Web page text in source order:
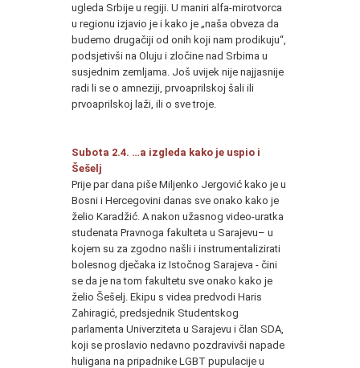
ugleda Srbije u regiji. U maniri alfa-mirotvorca
u regionu izjavio je i kako je „naša obveza da
budemo drugačiji od onih koji nam prodikuju“,
podsjetivši na Oluju i zločine nad Srbima u
susjednim zemljama. Još uvijek nije najjasnije
radi li se o amneziji, prvoaprilskoj šali ili
prvoaprilskoj laži, ili o sve troje.
Subota 2.4. …a izgleda kako je uspio i
Šešelj
Prije par dana piše Miljenko Jergović kako je u
Bosni i Hercegovini danas sve onako kako je
želio Karadžić. A nakon užasnog video-uratka
studenata Pravnoga fakulteta u Sarajevu– u
kojem su za zgodno našli i instrumentalizirati
bolesnog dječaka iz Istočnog Sarajeva - čini
se da je na tom fakultetu sve onako kako je
želio Šešelj. Ekipu s videa predvodi Haris
Zahiragić, predsjednik Studentskog
parlamenta Univerziteta u Sarajevu i član SDA,
koji se proslavio nedavno pozdravivši napade
huligana na pripadnike LGBT pupulacije u